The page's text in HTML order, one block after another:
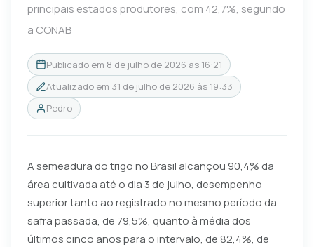
principais estados produtores, com 42,7%, segundo
a CONAB
Publicado em 8 de julho de 2026 às 16:21
Atualizado em 31 de julho de 2026 às 19:33
Pedro
A semeadura do trigo no Brasil alcançou 90,4% da
área cultivada até o dia 3 de julho, desempenho
superior tanto ao registrado no mesmo período da
safra passada, de 79,5%, quanto à média dos
últimos cinco anos para o intervalo, de 82,4%, de